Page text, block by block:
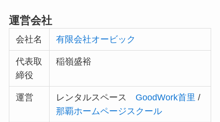
運営会社
会社名 有限会社オービック
代表取
締役
稲嶺盛裕
運営 レンタルスペース GoodWork首里 /
那覇ホームページスクール